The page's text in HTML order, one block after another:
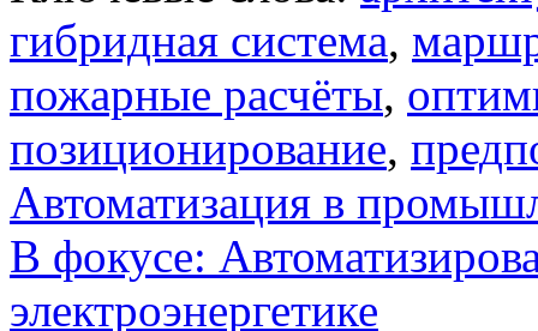
гибридная система,
пожарные расчёты,
позиционирование,
Автоматизация в
В фокусе:
электроэнергетике